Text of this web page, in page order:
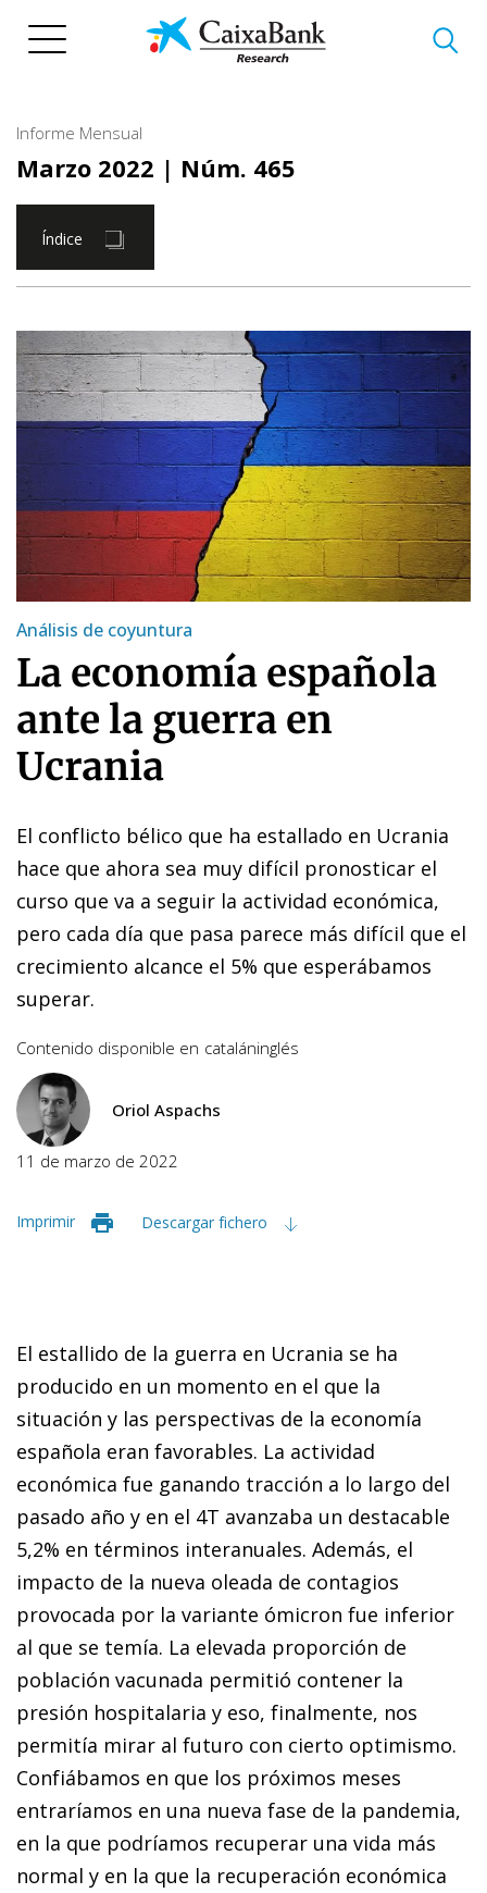
Informe Mensual
Marzo 2022 | Núm. 465
Índice
Análisis de coyuntura
La economía española
ante la guerra en
Ucrania
El conflicto bélico que ha estallado en Ucrania
hace que ahora sea muy difícil pronosticar el
curso que va a seguir la actividad económica,
pero cada día que pasa parece más difícil que el
crecimiento alcance el 5% que esperábamos
superar.
Contenido disponible en cataláninglés
Oriol Aspachs
11 de marzo de 2022
Imprimir Descargar fichero
El estallido de la guerra en Ucrania se ha
producido en un momento en el que la
situación y las perspectivas de la economía
española eran favorables. La actividad
económica fue ganando tracción a lo largo del
pasado año y en el 4T avanzaba un destacable
5,2% en términos interanuales. Además, el
impacto de la nueva oleada de contagios
provocada por la variante ómicron fue inferior
al que se temía. La elevada proporción de
población vacunada permitió contener la
presión hospitalaria y eso, finalmente, nos
permitía mirar al futuro con cierto optimismo.
Confiábamos en que los próximos meses
entraríamos en una nueva fase de la pandemia,
en la que podríamos recuperar una vida más
normal y en la que la recuperación económica